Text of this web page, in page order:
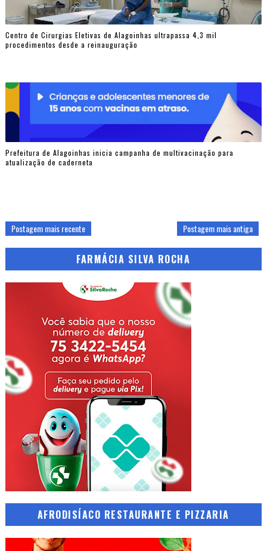
Centro de Cirurgias Eletivas de Alagoinhas ultrapassa 4,3 mil
procedimentos desde a reinauguração
Prefeitura de Alagoinhas inicia campanha de multivacinação para
atualização de caderneta
Postagem mais recente Postagem mais antiga
FARMÁCIA SILVA ROCHA
AFRODISÍACO RESTAURANTE E PIZZARIA